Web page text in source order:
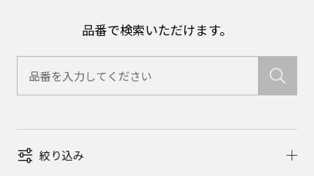
品番で検索いただけます。
絞り込み